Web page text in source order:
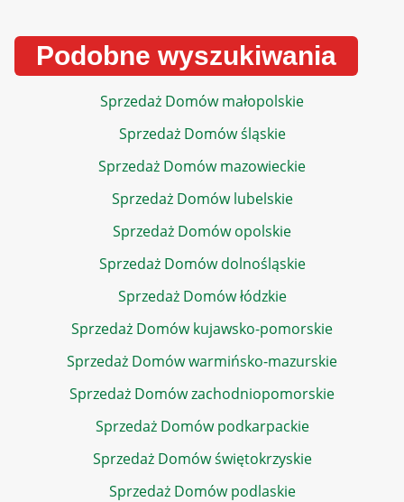
Podobne wyszukiwania
Sprzedaż Domów małopolskie
Sprzedaż Domów śląskie
Sprzedaż Domów mazowieckie
Sprzedaż Domów lubelskie
Sprzedaż Domów opolskie
Sprzedaż Domów dolnośląskie
Sprzedaż Domów łódzkie
Sprzedaż Domów kujawsko-pomorskie
Sprzedaż Domów warmińsko-mazurskie
Sprzedaż Domów zachodniopomorskie
Sprzedaż Domów podkarpackie
Sprzedaż Domów świętokrzyskie
Sprzedaż Domów podlaskie